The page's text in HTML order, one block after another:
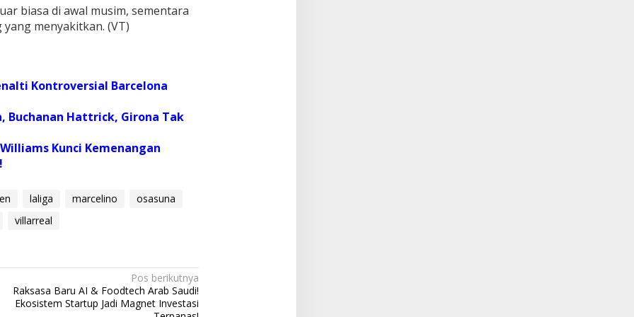
biasa di awal musim, sementara
menyakitkan. (VT)
Kontroversial Barcelona
Buchanan Hattrick, Girona Tak
Kunci Kemenangan
laliga marcelino
osasuna
villarreal
Pos berikutnya
Raksasa Baru AI & Foodtech Arab Saudi!
Ekosistem Startup Jadi Magnet Investasi